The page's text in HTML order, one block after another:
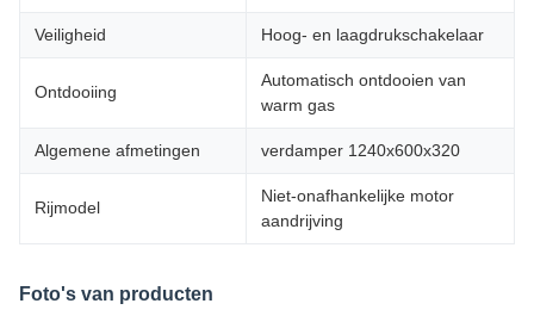
Veiligheid Hoog- en laagdrukschakelaar
Ontdooiing
Automatisch ontdooien van
warm gas
Algemene afmetingen verdamper 1240x600x320
Rijmodel
Niet-onafhankelijke motor
aandrijving
Foto's van producten